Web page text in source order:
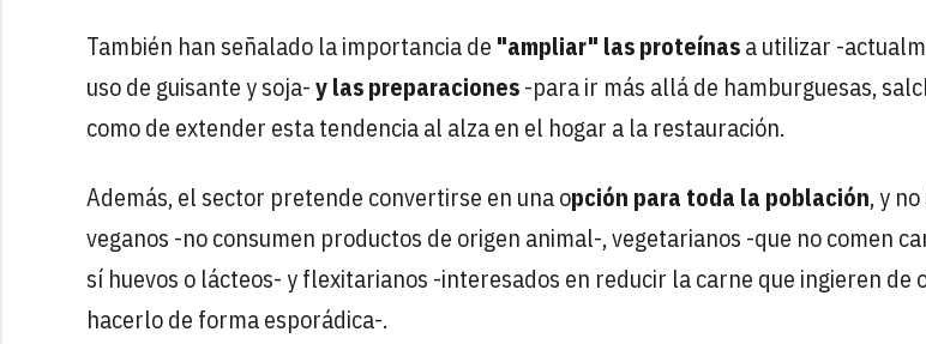
También han señalado la importancia de "ampliar" las proteínasa utilizar -
uso de guisante y soja-y las preparaciones-para ir más allá de hamburguesas,
como de extender esta tendencia al alza en el hogar a la restauración.
Además, el sector pretende convertirse en una opción para toda la población, y
veganos -no consumen productos de origen animal-, vegetarianos -que no comen
sí huevos o lácteos- y flexitarianos -interesados en reducir la carne que ingieren de
hacerlo de forma esporádica-.